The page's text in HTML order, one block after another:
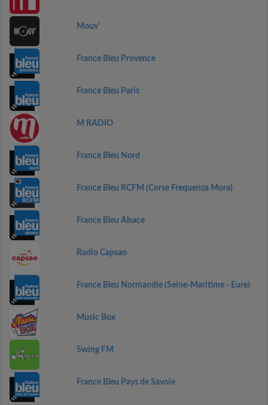
Mouv'
France Bleu Provence
France Bleu Paris
M RADIO
France Bleu Nord
France Bleu RCFM (Corse Frequenza Mora)
France Bleu Alsace
Radio Capsao
France Bleu Normandie (Seine-Maritime - Eure)
Music Box
Swing FM
France Bleu Pays de Savoie